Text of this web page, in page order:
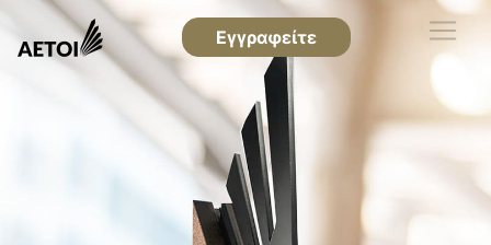
Εγγραφείτε